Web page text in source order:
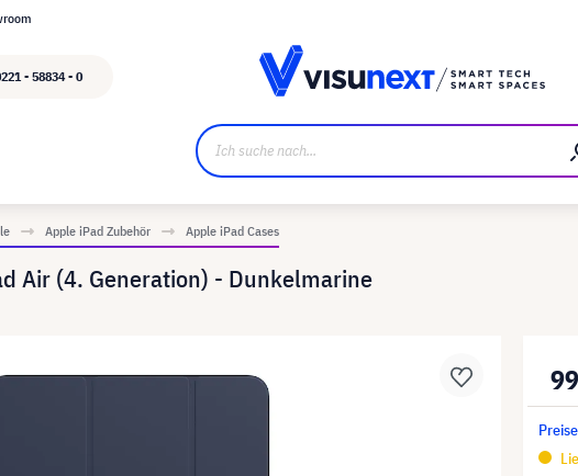
- 58834 - 0
Apple iPad Zubehör Apple iPad Cases
Air (4. Generation) - Dunkelmarine